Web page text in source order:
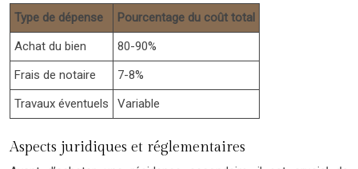
Type de dépense
Pourcentage du coût total
Achat du bien
80-90%
Frais de notaire
7-8%
Travaux éventuels
Variable
Aspects juridiques et réglementaires